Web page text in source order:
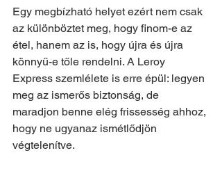
Egy megbízható helyet ezért nem csak
az különböztet meg, hogy finom-e az
étel, hanem az is, hogy újra és újra
könnyű-e tőle rendelni. A Leroy
Express szemlélete is erre épül: legyen
meg az ismerős biztonság, de
maradjon benne elég frissesség ahhoz,
hogy ne ugyanaz ismétlődjön
végtelenítve.